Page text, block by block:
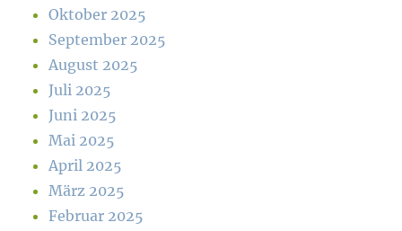
Oktober 2025
September 2025
August 2025
Juli 2025
Juni 2025
Mai 2025
April 2025
März 2025
Februar 2025